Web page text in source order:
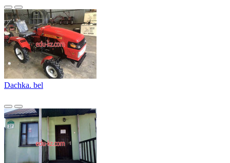
Dachka. bel